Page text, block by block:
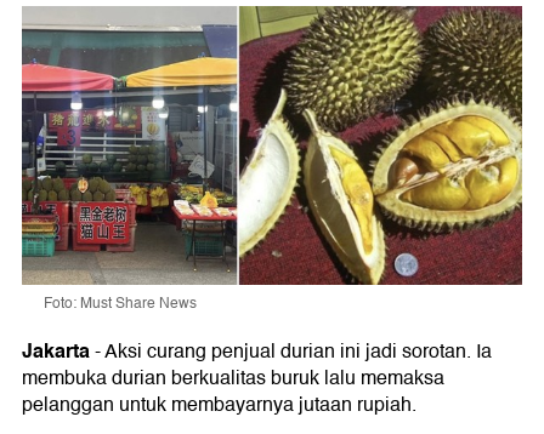
Foto: Must Share News
Jakarta-Aksi curang penjual durian ini jadi sorotan. Ia
membuka durian berkualitas buruk lalu memaksa
pelanggan untuk membayarnya jutaan rupiah.